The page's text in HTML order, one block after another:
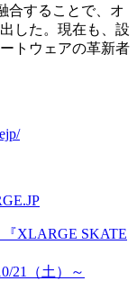
合することで、オ
した。現在も、設
トウェアの革新者
XLARGE SKATE
21（土）～